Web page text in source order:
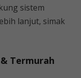
sistem
lanjut, simak
Termurah